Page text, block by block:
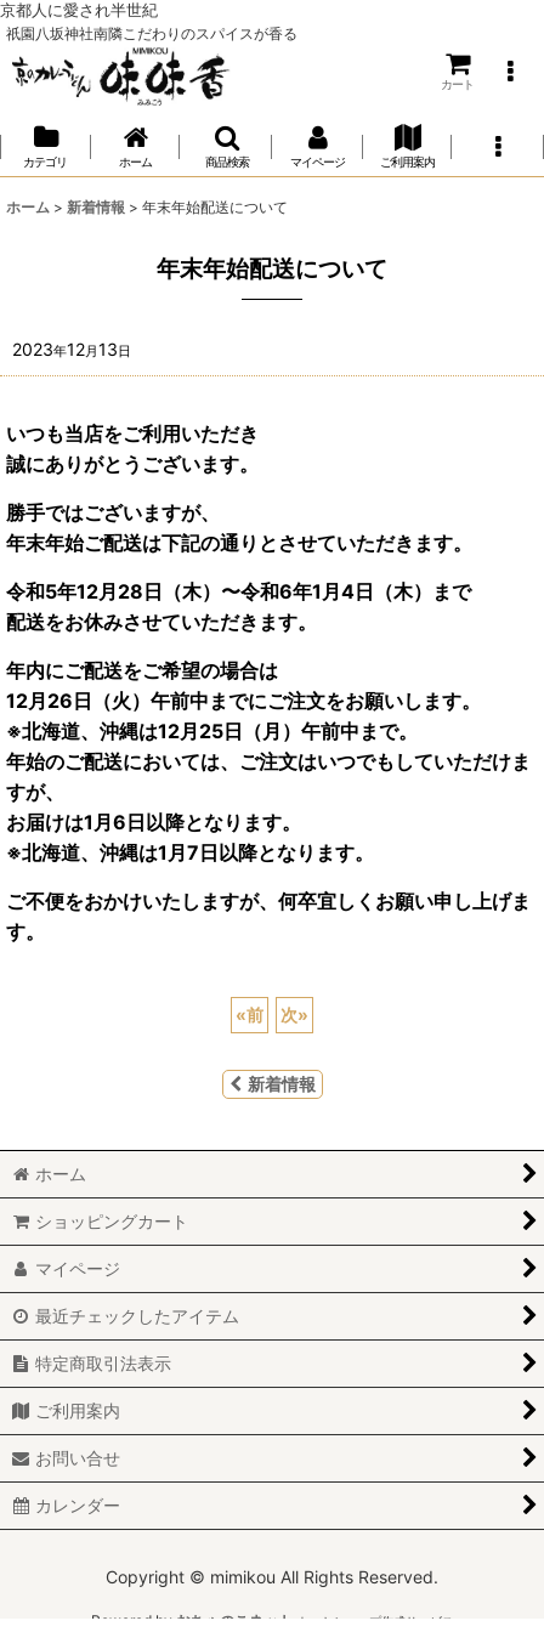
京都人に愛され半世紀
祇園八坂神社南隣こだわりのスパイスが香る
カート
カテゴリ ホーム 商品検索 マイページ ご利用案内
ホーム > 新着情報 > 年末年始配送について
年末年始配送について
2023年12月13日
いつも当店をご利用いただき
誠にありがとうございます。
勝手ではございますが、
年末年始ご配送は下記の通りとさせていただきます。
令和5年12月28日（木）〜令和6年1月4日（木）まで
配送をお休みさせていただきます。
年内にご配送をご希望の場合は
12月26日（火）午前中までにご注文をお願いします。
※北海道、沖縄は12月25日（月）午前中まで。
年始のご配送においては、ご注文はいつでもしていただけま
すが、
お届けは1月6日以降となります。
※北海道、沖縄は1月7日以降となります。
ご不便をおかけいたしますが、何卒宜しくお願い申し上げま
す。
«前 次»
新着情報
ホーム
ショッピングカート
マイページ
最近チェックしたアイテム
特定商取引法表示
ご利用案内
お問い合せ
カレンダー
Copyright © mimikou All Rights Reserved.
Powered by おちゃのこネット ネットショップ作成サービス